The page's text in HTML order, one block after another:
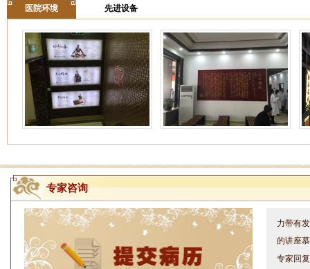
医院环境 先进设备
专家咨询
的讲座
专家回
走路摇